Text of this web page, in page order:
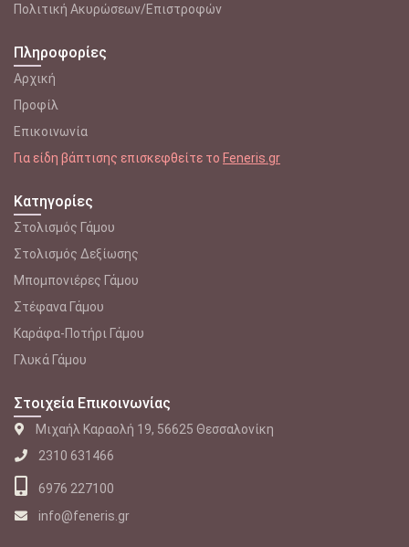
Πολιτική Ακυρώσεων/Επιστροφών
Πληροφορίες
Αρχική
Προφίλ
Επικοινωνία
Για είδη βάπτισης επισκεφθείτε το Feneris.gr
Κατηγορίες
Στολισμός Γάμου
Στολισμός Δεξίωσης
Μπομπονιέρες Γάμου
Στέφανα Γάμου
Καράφα-Ποτήρι Γάμου
Γλυκά Γάμου
Στοιχεία Επικοινωνίας
Μιχαήλ Καραολή 19, 56625 Θεσσαλονίκη
2310 631466
6976 227100
info@feneris.gr